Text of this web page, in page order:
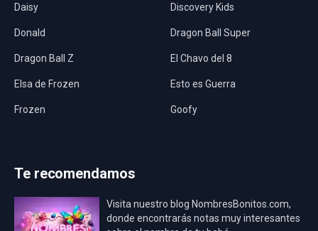
Daisy Discovery Kids
Donald Dragon Ball Super
Dragon Ball Z El Chavo del 8
Elsa de Frozen Esto es Guerra
Frozen Goofy
Los Minions Los Vengadores
Te recomendamos
Visita nuestro blog NombresBonitos.com,
donde encontrarás notas muy interesantes